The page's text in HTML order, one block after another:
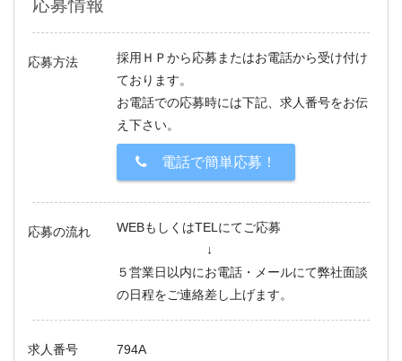
応募情報
応募方法
採用ＨＰから応募またはお電話から受け付け
ております。
お電話での応募時には下記、求人番号をお伝
え下さい。
電話で簡単応募！
応募の流れ
WEBもしくはTELにてご応募
↓
５営業日以内にお電話・メールにて弊社面談
の日程をご連絡差し上げます。
求人番号 794A